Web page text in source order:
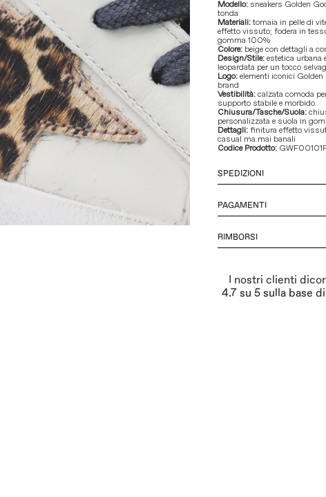
Modello: sneakers Golden
tonda
Materiali:tomaia in pelle di
effetto vissuto; fodera in
gomma 100%
Colore: beige con dettagli a
Design/Stile: estetica urbana
leopardata per un tocco
Logo: elementi iconici Golden
brand
Vestibilità: calzata comoda
supporto stabile e morbido
Chiusura/Tasche/Suola:
personalizzata e suola in
Dettagli: finitura effetto
casual ma mai banali
Codice Prodotto:
SPEDIZIONI
PAGAMENTI
RIMBORSI
I nostri clienti
4.7su 5 sulla base di